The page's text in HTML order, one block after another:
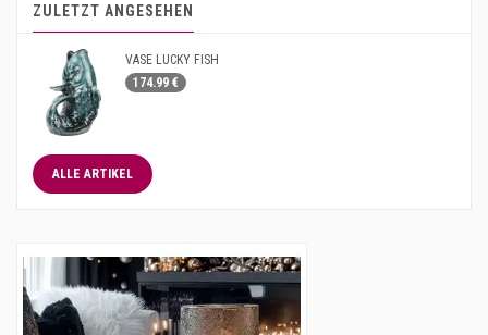
ZULETZT ANGESEHEN
VASE LUCKY FISH
174.99 €
ALLE ARTIKEL